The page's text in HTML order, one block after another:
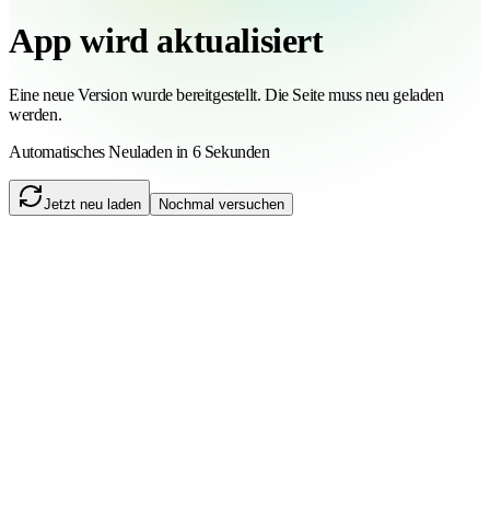
App wird aktualisiert
Eine neue Version wurde bereitgestellt. Die Seite muss neu geladen
werden.
Automatisches Neuladen in 6 Sekunden
Jetzt neu laden Nochmal versuchen